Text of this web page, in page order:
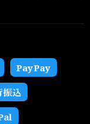
PayPay
振込